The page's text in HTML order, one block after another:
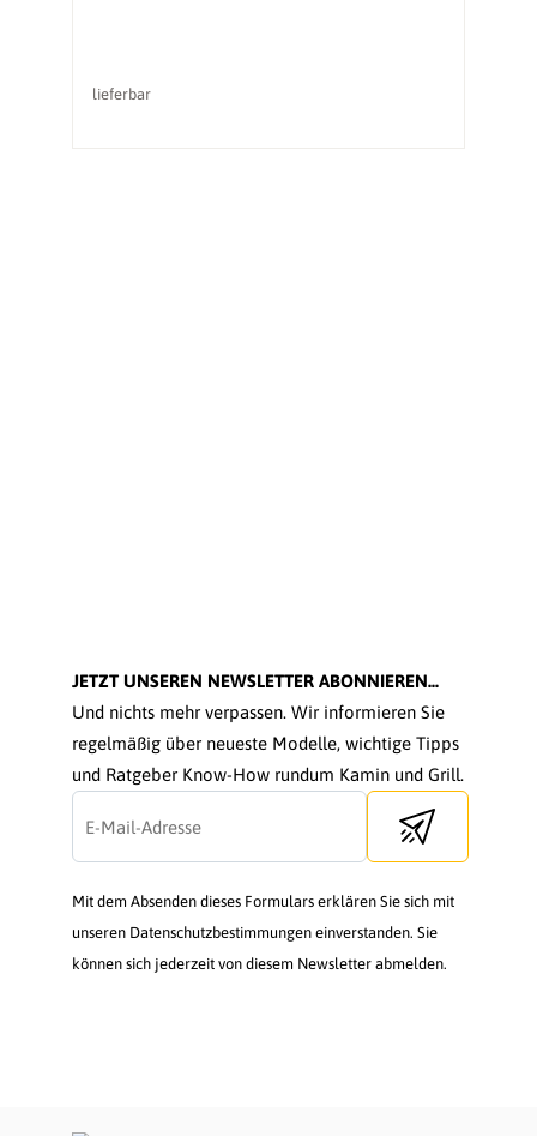
lieferbar
JETZT UNSEREN NEWSLETTER ABONNIEREN...
Und nichts mehr verpassen. Wir informieren Sie
regelmäßig über neueste Modelle, wichtige Tipps
und Ratgeber Know-How rundum Kamin und Grill.
Send newsletter
Mit dem Absenden dieses Formulars erklären Sie sich mit
unseren Datenschutzbestimmungen einverstanden. Sie
können sich jederzeit von diesem Newsletter abmelden.